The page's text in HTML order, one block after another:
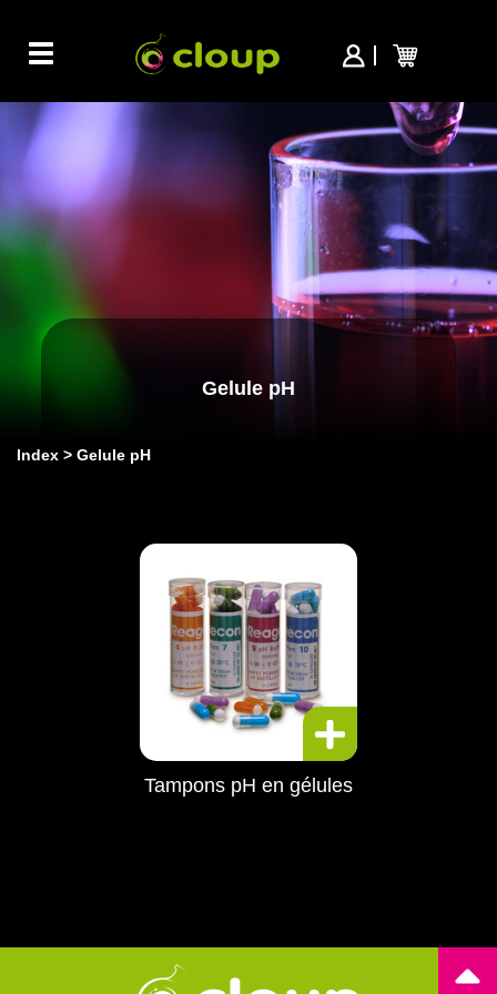
Toggle
navigation
Gelule pH
Index Gelule pH
Tampons pH en gélules